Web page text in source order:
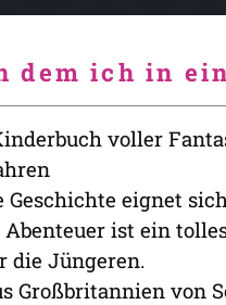
dem ich in
voller
Geschichte eignet
ist ein
die Jüngeren.
Großbritannien von